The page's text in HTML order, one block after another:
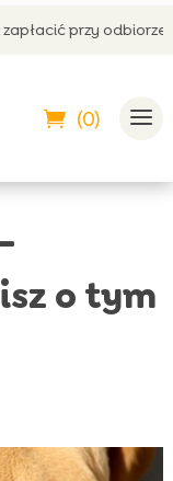
(0)
o tym